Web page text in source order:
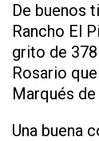
De buenos
Rancho El
grito de
Rosario
Marqués de
Una buena